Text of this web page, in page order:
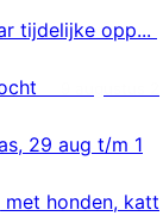
tijdelijke opp...
29 aug t/m 1
honden, katt